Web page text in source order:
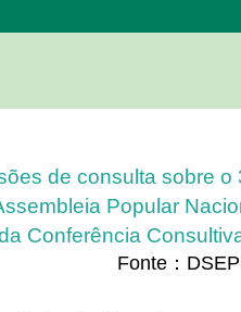
de consulta sobre
Popular
Conferência
Fonte：